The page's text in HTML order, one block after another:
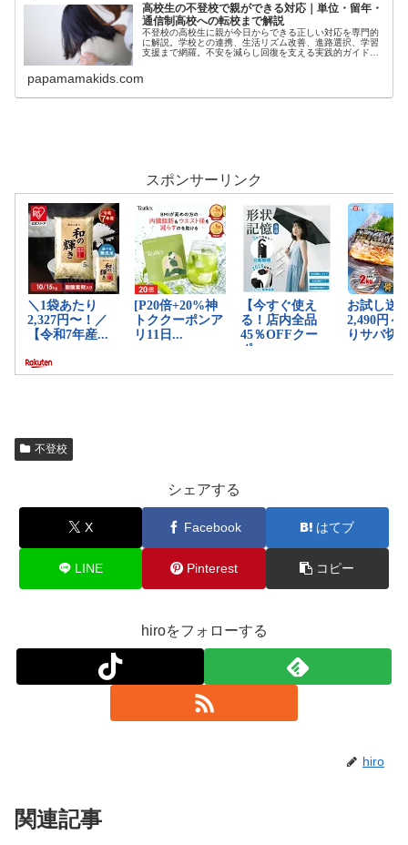
高校生の不登校で親ができる対応｜単位・留年・
通信制高校への転校まで解説
不登校の高校生に親が今日からできる正しい対応を専門的
に解説。学校との連携、生活リズム改善、進路選択、学習
支援まで網羅。不安を減らし回復を支える実践的ガイドで
papamamakids.com
スポンサーリンク
不登校
シェアする
X Facebook はてブ
LINE Pinterest コピー
hiroをフォローする
hiro
関連記事